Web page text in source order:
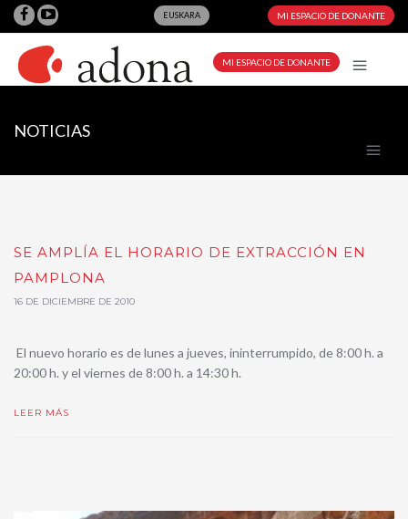
EUSKARA MI ESPACIO DE DONANTE
MI ESPACIO DE DONANTE
NOTICIAS
SE AMPLÍA EL HORARIO DE EXTRACCIÓN EN
PAMPLONA
16 DE DICIEMBRE DE 2010
El nuevo horario es de lunes a jueves, ininterrumpido, de 8:00 h. a
20:00 h. y el viernes de 8:00 h. a 14:30 h.
LEER MÁS